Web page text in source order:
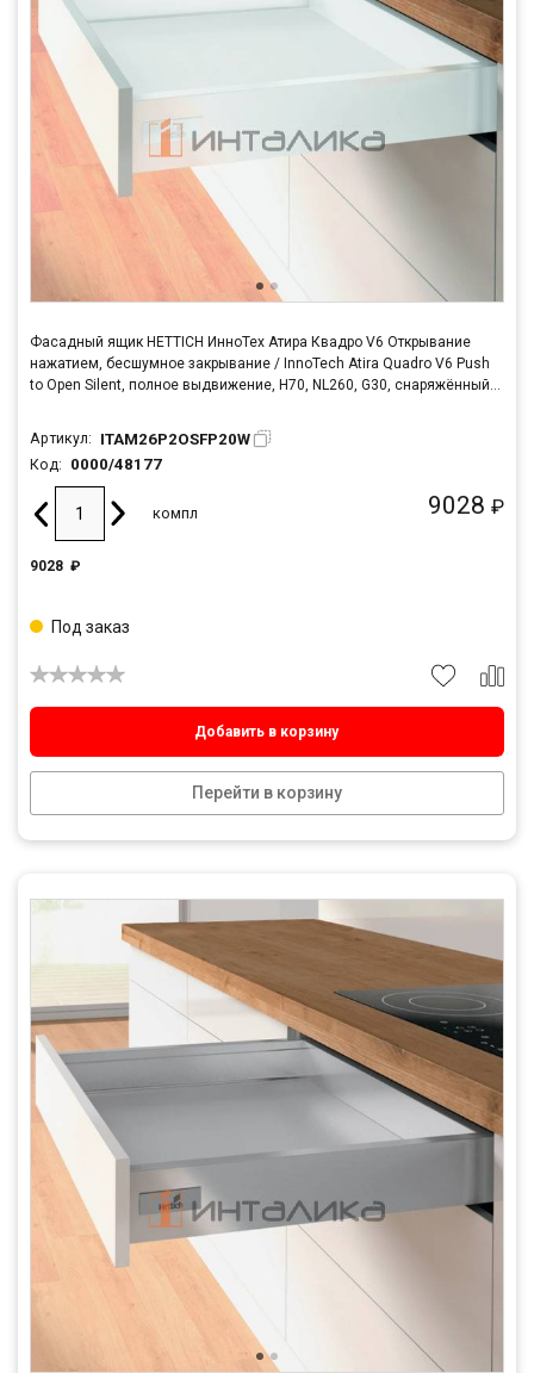
Фасадный ящик HETTICH ИнноТех Атира Квадро V6 Открывание
нажатием, бесшумное закрывание / InnoTech Atira Quadro V6 Push
to Open Silent, полное выдвижение, H70, NL260, G30, снаряжённый
Артикул:
ITAM26P2OSFP20W
Код: 0000/48177
9028 ₽
компл
9028 ₽
Добавить в корзину
Перейти в корзину
Под заказ